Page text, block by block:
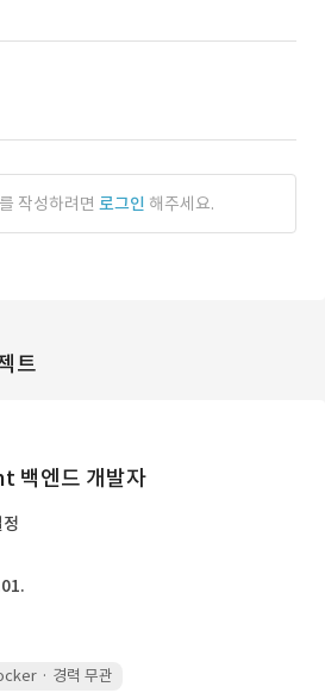
작성하려면 로그인 해주세요.
트
백엔드 개발자
· 경력 무관